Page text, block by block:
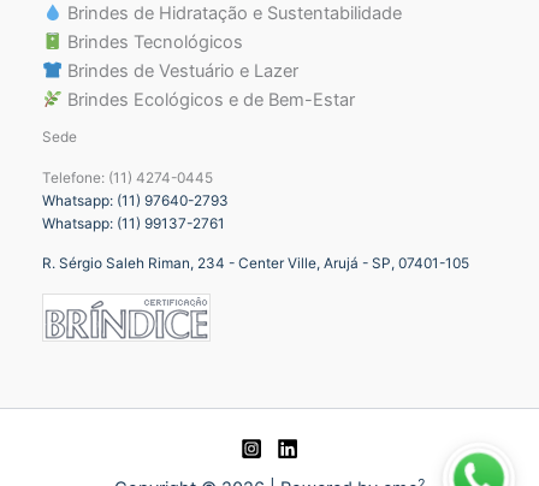
Brindes de Hidratação e Sustentabilidade
Brindes Tecnológicos
Brindes de Vestuário e Lazer
Brindes Ecológicos e de Bem-Estar
Sede
Telefone: (11) 4274-0445
Whatsapp: (11) 97640-2793
Whatsapp: (11) 99137-2761
R. Sérgio Saleh Riman, 234 - Center Ville, Arujá - SP, 07401-105